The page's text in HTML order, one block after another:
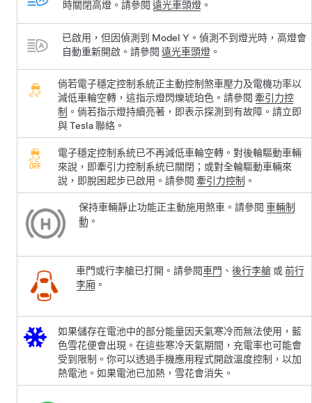
時關閉高燈。請參閱遠光車頭燈 。
已啟用，但因偵測到 Model Y 。偵測不到燈光時，高燈會
自動重新開啟。請參閱 遠光車頭燈。
倘若電子穩定控制系統正主動控制煞車壓力及電機功率以
減低車輪空轉，這指示燈閃爍琥珀色。請參閱牽引力控
制 。倘若指示燈持續亮著，即表示探測到有故障。請立即
與 Tesla 聯絡。
電子穩定控制系統已不再減低車輪空轉。對後輪驅動車輛
來說，即牽引力控制系統已關閉；或對全輪驅動車輛來
說，即脫困起步已啟用。請參閱 牽引力控制 。
保持車輛靜止功能正主動施用煞車。請參閱車輛制
動 。
車門或行李艙已打開。請參閱車門 、 後行李艙或前行
李廂。
如果儲存在電池中的部分能量因天氣寒冷而無法使用，藍
色雪花便會出現。在這些寒冷天氣期間，充電率也可能會
受到限制。你可以透過手機應用程式開啟溫度控制，以加
熱電池。如果電池已加熱，雪花會消失。